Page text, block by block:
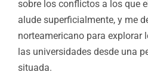
sobre los conflictos a los que
alude superficialmente, y me
norteamericano para explorar
las universidades desde una
situada.